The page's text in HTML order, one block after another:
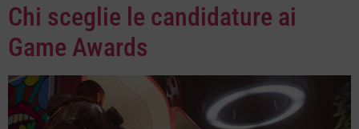
Chi sceglie le candidature ai
Game Awards